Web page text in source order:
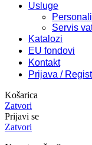
Usluge
Servis
Katalozi
EU fondovi
Kontakt
Prijava /
Košarica
Zatvori
Prijavi se
Zatvori